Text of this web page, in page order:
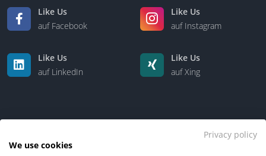
Like Us
auf Facebook
Like Us
auf Instagram
Like Us
auf LinkedIn
Like Us
auf Xing
Privacy policy
We use cookies